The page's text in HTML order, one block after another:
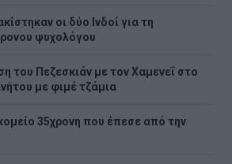
οι δύο Ινδοί για τη
ψυχολόγου
του Πεζεσκιάν με τον Χαμενεΐ στο
με φιμέ τζάμια
35χρονη που έπεσε από την